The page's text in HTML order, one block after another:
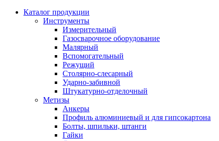
Каталог продукции
Инструменты
Измерительный
Газосварочное оборудование
Малярный
Вспомогательный
Режущий
Столярно-слесарный
Ударно-забивной
Штукатурно-отделочный
Метизы
Анкеры
Профиль алюминиевый и для гипсокартона
Болты, шпильки, штанги
Гайки